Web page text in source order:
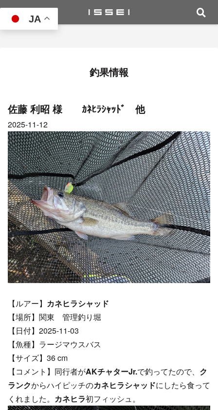
JA
釣果情報
佐藤 利昭 様 ｶﾈﾋﾗｼｬｯﾄﾞ 他
2025-11-12
【ルアー】 カネヒラシャッド
【場所】関東 管理釣り堀
【日付】2025-11-03
【魚種】ラージマウスバス
【サイズ】36 cm
【コメント】同行者がAKチャターJr.で釣ってたので、 ク
ランクからハイピッチのカネヒラシャッドにしたら食って
くれました。 カネヒラ初フィッシュ。